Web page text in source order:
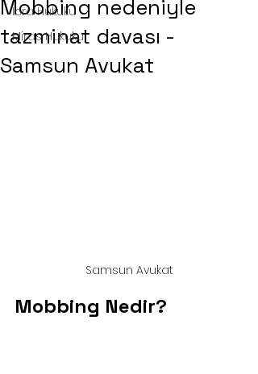
İcra Hukuku
Miras Hukuku
Mobbing nedeniyle
tazminat davası -
Samsun Avukat
Samsun Avukat
Mobbing Nedir?